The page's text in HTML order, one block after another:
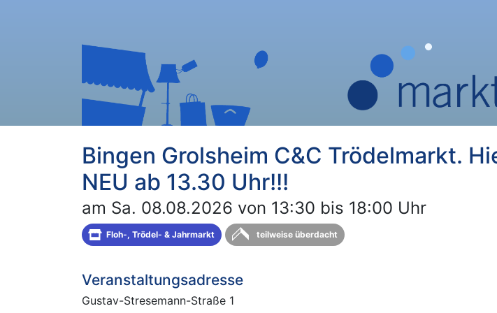
Bingen Grolsheim C&C Trödelmarkt.
NEU ab 13.30 Uhr!!!
am Sa. 08.08.2026 von 13:30 bis 18:00 Uhr
Floh-, Trödel- & Jahrmarkt teilweise überdacht
Veranstaltungsadresse
Gustav-Stresemann-Straße 1